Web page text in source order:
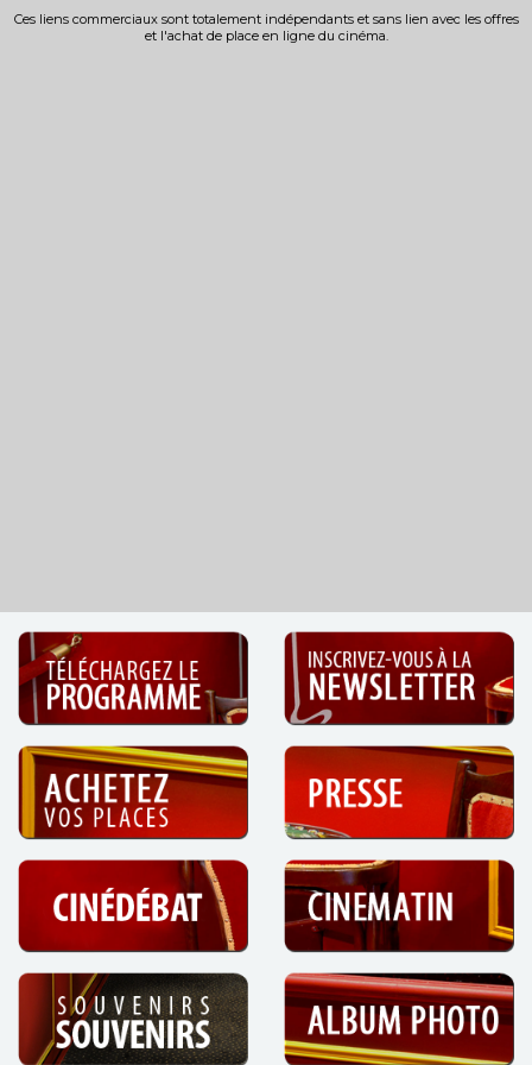
Ces liens commerciaux sont totalement indépendants et sans lien avec les offres
et l'achat de place en ligne du cinéma.